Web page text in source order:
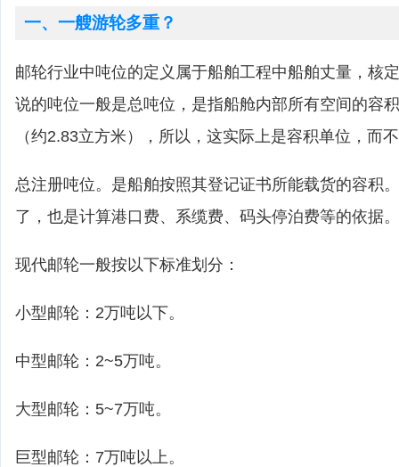
一、一艘游轮多重？
邮轮行业中吨位的定义属于船舶工程中船舶丈量，核
说的吨位一般是总吨位，是指船舱内部所有空间的容
（约2.83立方米），所以，这实际上是容积单位，而
总注册吨位。是船舶按照其登记证书所能载货的容积
了，也是计算港口费、系缆费、码头停泊费等的依据。
现代邮轮一般按以下标准划分：
小型邮轮：2万吨以下。
中型邮轮：2~5万吨。
大型邮轮：5~7万吨。
巨型邮轮：7万吨以上。